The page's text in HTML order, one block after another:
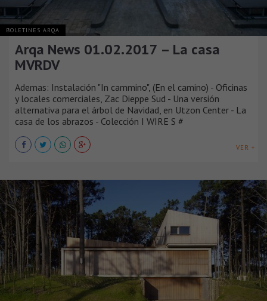
BOLETINES ARQA
Arqa News 01.02.2017 – La casa
MVRDV
Ademas: Instalación "In cammino", (En el camino) - Oficinas
y locales comerciales, Zac Dieppe Sud - Una versión
alternativa para el árbol de Navidad, en Utzon Center - La
casa de los abrazos - Colección I WIRE S #
VER +